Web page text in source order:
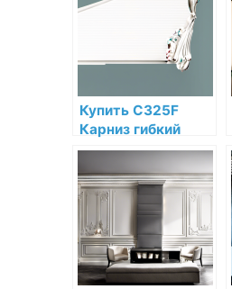
Купить C325F
Карниз гибкий
Orac Decor
Decor по низкой
цене в интернет-
магазине